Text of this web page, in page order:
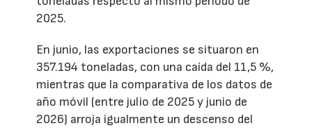
2025.
En junio, las exportaciones se situaron en
357.194 toneladas, con una caída del 11,5 %,
mientras que la comparativa de los datos de
año móvil (entre julio de 2025 y junio de
2026) arroja igualmente un descenso del